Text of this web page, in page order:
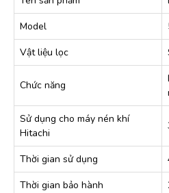
Model
Vật liệu lọc
Chức năng
Sử dụng cho máy nén khí
Hitachi
Thời gian sử dụng
Thời gian bảo hành